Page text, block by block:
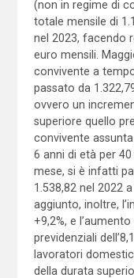
(non in regime di
totale mensile di
nel 2023, facendo
euro mensili.
convivente a
passato da
ovvero un
superiore quello
convivente
6 anni di età per
mese, si è infatti
1.538,82 nel 2022
aggiunto, inoltre,
+9,2%, e
previdenziali
lavoratori
della durata